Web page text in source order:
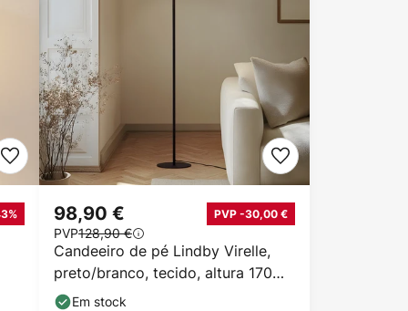
Candeeiro de pé Lindby Virelle,
preto/branco, tecido, altura 170
cm
98,90 € PVP -30,00 €
PVP128,90 €
Em stock